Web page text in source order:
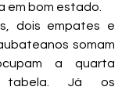
em bom estado.
dois empates e
somam
a quarta
tabela. Já os